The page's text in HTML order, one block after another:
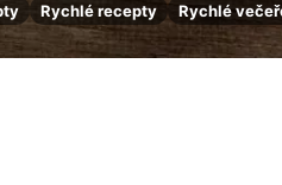
Rychlé recepty Rychlé